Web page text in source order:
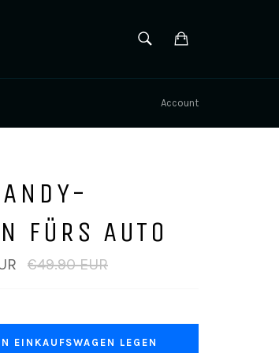
SUCHEN
Account
FÜRS AUTO
Normaler
Preis
€49.90 EUR
EINKAUFSWAGEN LEGEN